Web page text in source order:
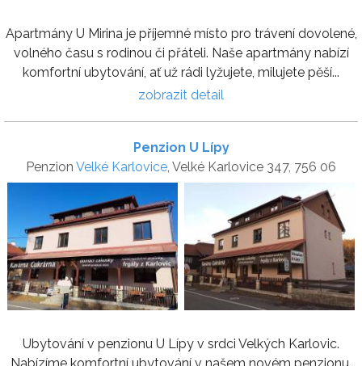
Apartmány U Mirina je příjemné místo pro trávení dovolené,
volného času s rodinou či přáteli. Naše apartmány nabízí
komfortní ubytování, ať už rádi lyžujete, milujete pěší...
zobrazit detail
Penzion U Lípy
Penzion Velké Karlovice , Velké Karlovice 347, 756 06
Ubytování v penzionu U Lípy v srdci Velkých Karlovic.